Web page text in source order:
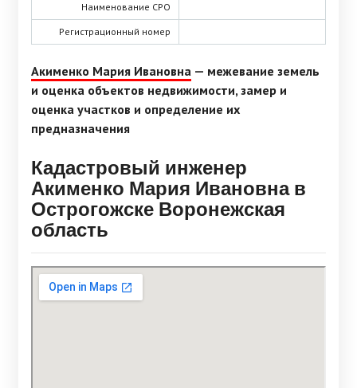
Наименование СРО
Регистрационный номер
Акименко Мария Ивановна — межевание земель
и оценка объектов недвижимости, замер и
оценка участков и определение их
предназначения
Кадастровый инженер
Акименко Мария Ивановна в
Острогожске Воронежская
область